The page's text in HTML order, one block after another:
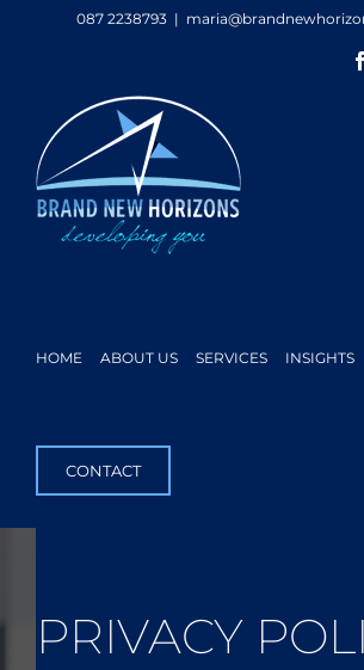
087 2238793 |
HOME ABOUT US SERVICES INSIGHTS
CONTACT
PRIVACY